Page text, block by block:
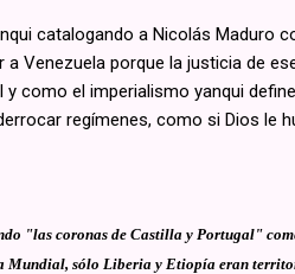
catalogando a Nicolás Maduro
Venezuela porque la justicia de
y como el imperialismo yanqui
regímenes, como si Dios le
"las coronas de Castilla y Portugal"
Mundial, sólo Liberia y Etiopía eran